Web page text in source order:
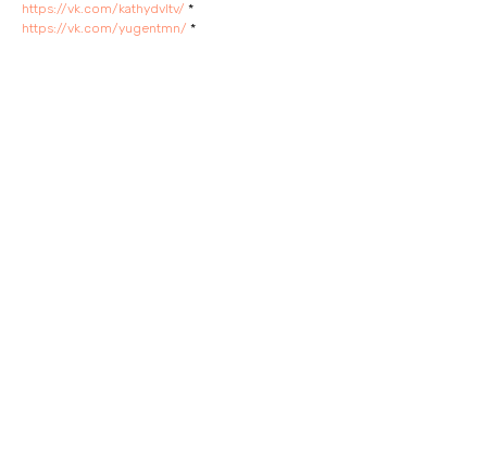
https://vk.com/kathydvltv/ *
https://vk.com/yugentmn/ *